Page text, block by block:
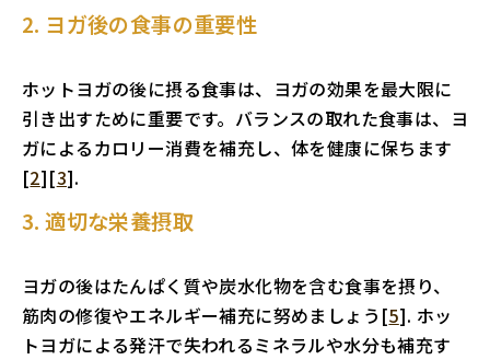
2. ヨガ後の食事の重要性
ホットヨガの後に摂る食事は、ヨガの効果を最大限に
引き出すために重要です。バランスの取れた食事は、ヨ
ガによるカロリー消費を補充し、体を健康に保ちます
[2][3].
3. 適切な栄養摂取
ヨガの後はたんぱく質や炭水化物を含む食事を摂り、
筋肉の修復やエネルギー補充に努めましょう[5]. ホッ
トヨガによる発汗で失われるミネラルや水分も補充す